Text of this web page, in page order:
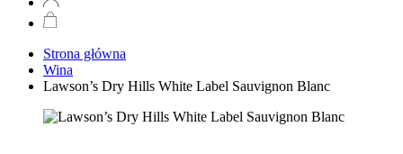
Strona główna
Wina
Lawson’s Dry Hills White Label Sauvignon Blanc